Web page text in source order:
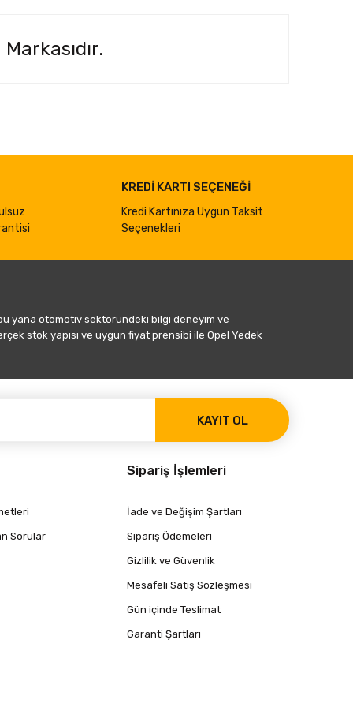
KREDİ KARTI SEÇENEĞİ
Kredi Kartınıza Uygun Taksit
Seçenekleri
yana otomotiv sektöründeki bilgi deneyim ve
stok yapısı ve uygun fiyat prensibi ile Opel Yedek
KAYIT OL
Sorular
Sipariş İşlemleri
İade ve Değişim Şartları
Sipariş Ödemeleri
Gizlilik ve Güvenlik
Mesafeli Satış Sözleşmesi
Gün içinde Teslimat
Garanti Şartları